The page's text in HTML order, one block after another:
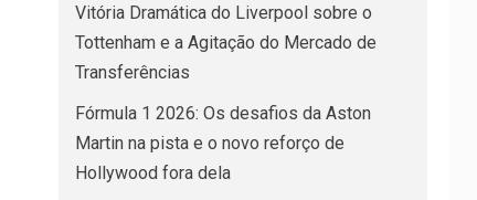
Vitória Dramática do Liverpool sobre o
Tottenham e a Agitação do Mercado de
Transferências
Fórmula 1 2026: Os desafios da Aston
Martin na pista e o novo reforço de
Hollywood fora dela